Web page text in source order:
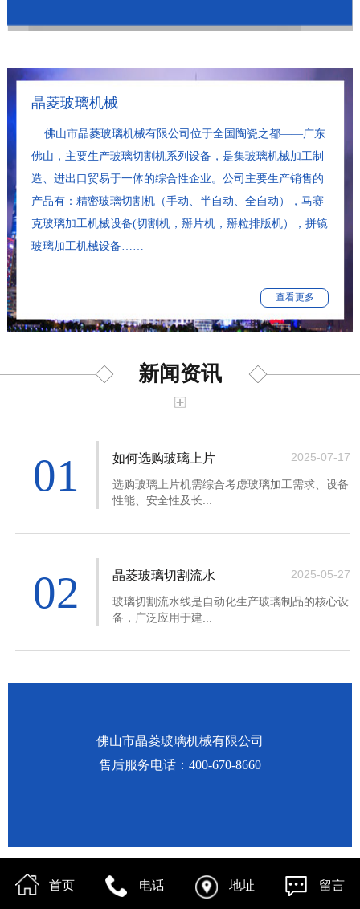
晶菱玻璃机械
佛山市晶菱玻璃机械有限公司位于全国陶瓷之都——广东
佛山，主要生产玻璃切割机系列设备，是集玻璃机械加工制
造、进出口贸易于一体的综合性企业。公司主要生产销售的
产品有：精密玻璃切割机（手动、半自动、全自动），马赛
克玻璃加工机械设备(切割机，掰片机，掰粒排版机），拼镜
玻璃加工机械设备……
查看更多
新闻资讯
01 如何选购玻璃上片 2025-07-17
选购玻璃上片机需综合考虑玻璃加工需求、设备
性能、安全性及长...
02 晶菱玻璃切割流水 2025-05-27
玻璃切割流水线是自动化生产玻璃制品的核心设
备，广泛应用于建...
佛山市晶菱玻璃机械有限公司
售后服务电话：400-670-8660
首页 电话 地址 留言